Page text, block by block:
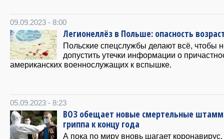
09.09.2023 - 8:00
Легионеллёз в Польше: опасность
Польские спецслужбы делают всё, чтобы
допустить утечки информации о
американских военнослужащих к вспышке.
05.09.2023 - 8:23
ВОЗ обещает новые смертельные
гриппа к концу года
А пока по миру вновь шагает коронавирус.